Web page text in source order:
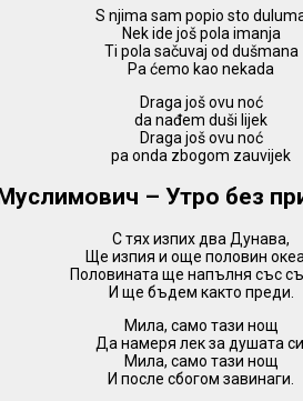
S njima sam popio sto
Nek ide još pola imanja
Ti pola sačuvaj od dušmana
Pa ćemo kao nekada
Draga još ovu noć
da nađem duši lijek
Draga još ovu noć
pa onda zbogom zauvijek
– Утро без
С тях изпих два Дунава,
Ще изпия и още половин
Половината ще напълня със
И ще бъдем както преди.
Мила, само тази нощ
Да намеря лек за душата
Мила, само тази нощ
И после сбогом завинаги.